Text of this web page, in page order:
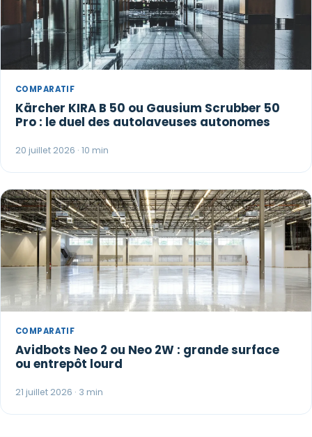
COMPARATIF
Kärcher KIRA B 50 ou Gausium Scrubber 50
Pro : le duel des autolaveuses autonomes
20 juillet 2026 · 10 min
COMPARATIF
Avidbots Neo 2 ou Neo 2W : grande surface
ou entrepôt lourd
21 juillet 2026 · 3 min